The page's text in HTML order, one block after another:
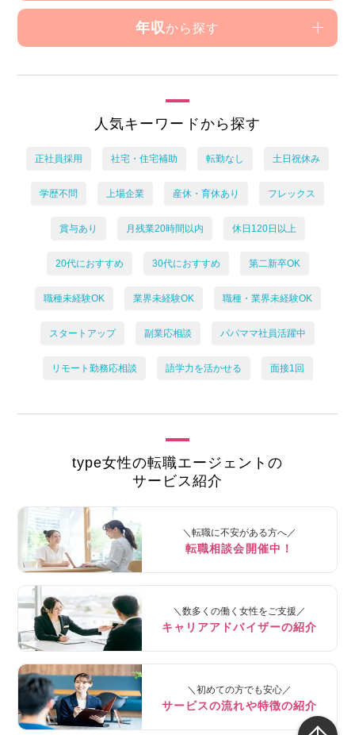
年収 から探す
人気キーワードから探す
正社員採用 社宅・住宅補助 転勤なし 土日祝休み
学歴不問 上場企業 産休・育休あり フレックス
賞与あり 月残業20時間以内 休日120日以上
20代におすすめ 30代におすすめ 第二新卒OK
職種未経験OK 業界未経験OK 職種・業界未経験OK
スタートアップ 副業応相談 パパママ社員活躍中
リモート勤務応相談 語学力を活かせる 面接1回
type女性の転職エージェントの
サービス紹介
＼転職に不安がある方へ／
転職相談会開催中！
＼数多くの働く女性をご支援／
キャリアアドバイザーの紹介
＼初めての方でも安心／
サービスの流れや特徴の紹介